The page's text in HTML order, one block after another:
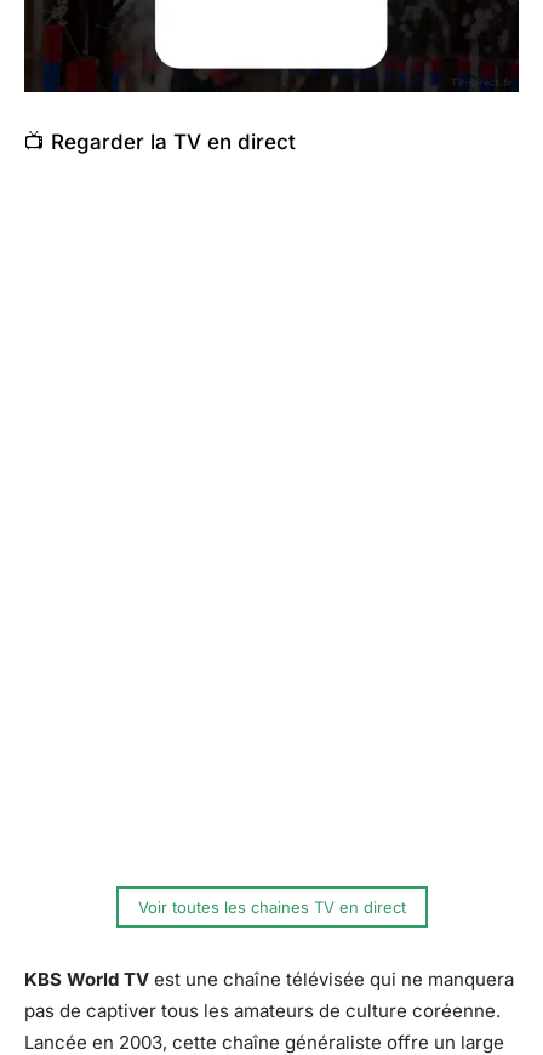
📺 Regarder la TV en direct
Voir toutes les chaines TV en direct
KBS World TV est une chaîne télévisée qui ne manquera
pas de captiver tous les amateurs de culture coréenne.
Lancée en 2003, cette chaîne généraliste offre un large